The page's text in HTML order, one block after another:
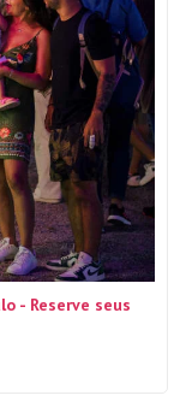
- Reserve seus